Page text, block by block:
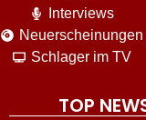
Interviews
Neuerscheinungen
Schlager im TV
TOP